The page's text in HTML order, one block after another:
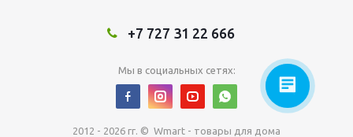
+7 727 31 22 666
Мы в социальных сетях:
2012 - 2026 гг. © Wmart - товары для дома